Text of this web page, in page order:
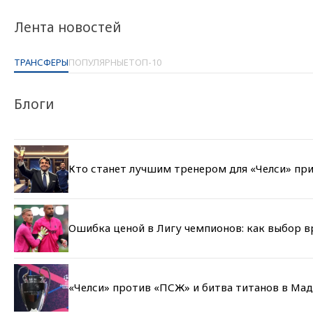
Лента новостей
ТРАНСФЕРЫПОПУЛЯРНЫЕТОП-10
Блоги
Кто станет лучшим тренером для «Челси»
Ошибка ценой в Лигу чемпионов: как выбор
«Челси» против «ПСЖ» и битва титанов в